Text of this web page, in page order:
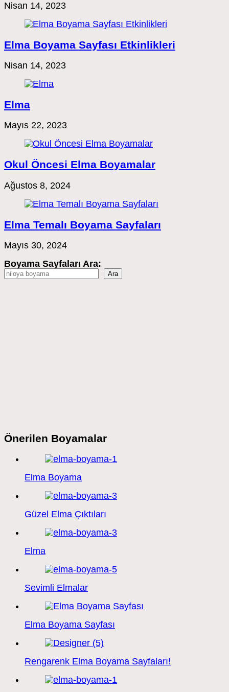
Nisan 14, 2023
Elma Boyama Sayfası Etkinlikleri
Nisan 14, 2023
Elma
Mayıs 22, 2023
Okul Öncesi Elma Boyamalar
Ağustos 8, 2024
Elma Temalı Boyama Sayfaları
Mayıs 30, 2024
Boyama Sayfaları Ara:
Ara
Önerilen Boyamalar
Elma Boyama
Güzel Elma Çıktıları
Elma
Sevimli Elmalar
Elma Boyama Sayfası
Rengarenk Elma Boyama Sayfaları!